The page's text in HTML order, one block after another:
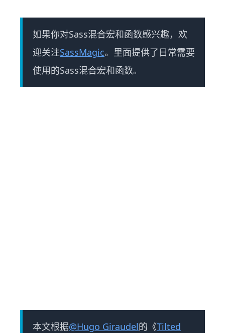
如果你对Sass混合宏和函数感兴趣，欢
迎关注SassMagic。里面提供了日常需要
使用的Sass混合宏和函数。
本文根据@Hugo Giraudel的《Tilted